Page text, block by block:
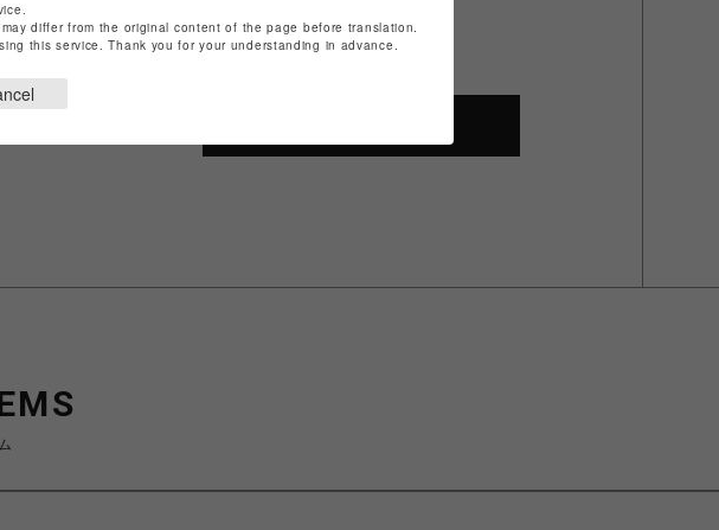
differ from the original content of the page before translation.
this service. Thank you for your understanding in advance.